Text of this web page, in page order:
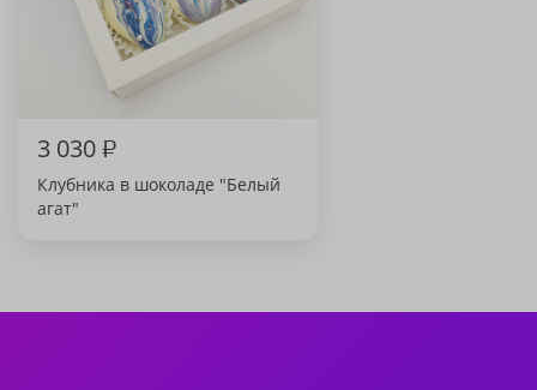
3 030₽
Клубника в шоколаде "Белый
агат"